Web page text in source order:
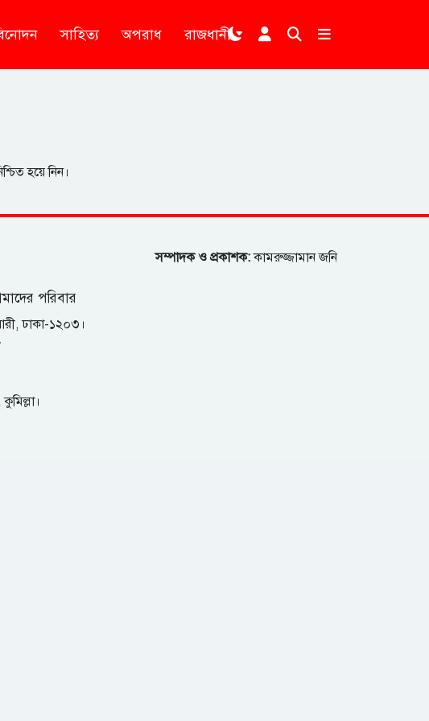
সাহিত্য অপরাধ রাজধানী
হয়ে নিন।
সম্পাদক ও প্রকাশক:কামরুজ্জামান জনি
পরিবার
ঢাকা-১২০৩।